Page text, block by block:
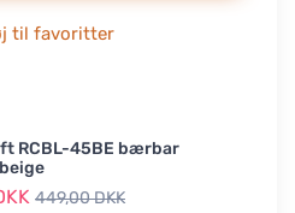
til favoritter
RCBL-45BE bærbar
449,00 DKK